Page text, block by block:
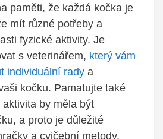
paměti, že každá kočka je
mít různé potřeby a
fyzické aktivity. Je
s veterinářem, který vám
individuální rady a
kočku. Pamatujte také
by měla být
a proto je důležité
a cvičební metody,